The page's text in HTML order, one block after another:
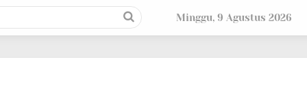
Minggu, 9 Agustus 2026